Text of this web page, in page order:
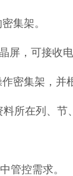
集架。
屏，可接收
密集架，并
所在列、
管控需求。